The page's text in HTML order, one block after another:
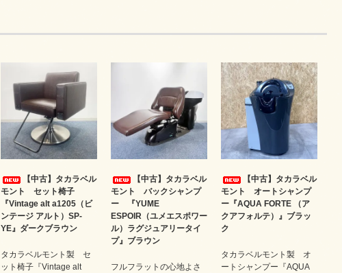
【中古】タカラベル
モント セット椅子
『Vintage alt a1205（ビ
ンテージ アルト）SP-
YE』ダークブラウン
タカラベルモント製 セ
ット椅子『Vintage alt
【中古】タカラベル
モント バックシャンプ
ー 『YUME
ESPOIR（ユメエスポワー
ル）ラグジュアリータイ
プ』ブラウン
フルフラットの心地よさ
【中古】タカラベル
モント オートシャンプ
ー『AQUA FORTE （ア
クアフォルテ）』ブラッ
ク
タカラベルモント製 オ
ートシャンプー『AQUA